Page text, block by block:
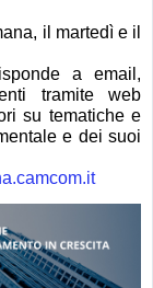
il martedì e il
a email,
tramite web
su tematiche e
e dei suoi